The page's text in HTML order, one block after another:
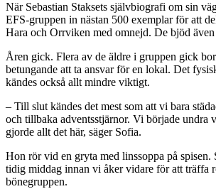
När Sebastian Staksets självbiografi om sin
EFS-gruppen in nästan 500 exemplar för att
Hara och Orrviken med omnejd. De bjöd
Åren gick. Flera av de äldre i gruppen gick
betungande att ta ansvar för en lokal. Det
kändes också allt mindre viktigt.
– Till slut kändes det mest som att vi bara
och tillbaka adventsstjärnor. Vi började undra
gjorde allt det här, säger Sofia.
Hon rör vid en gryta med linssoppa på spisen.
tidig middag innan vi åker vidare för att träffa
bönegruppen.